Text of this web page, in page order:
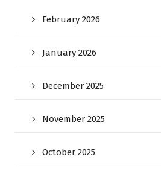
February 2026
January 2026
December 2025
November 2025
October 2025